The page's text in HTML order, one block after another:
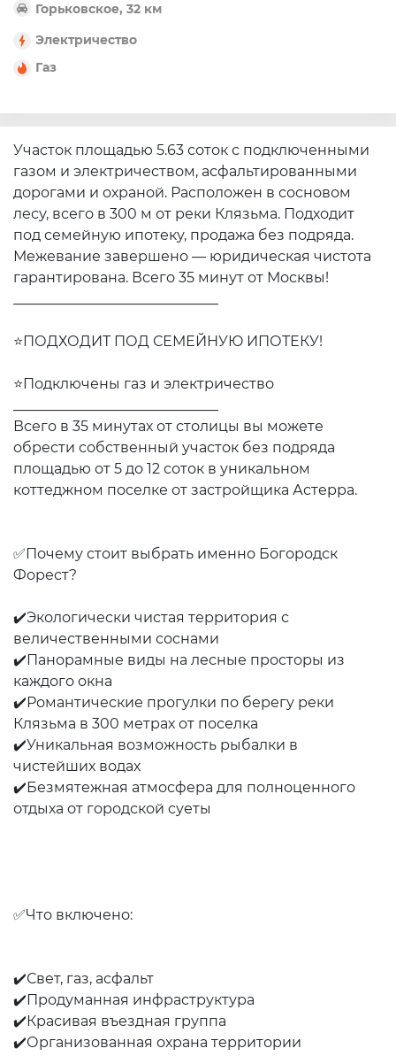
Горьковское, 32 км
Электричество
Газ
Участок площадью 5.63 соток с подключенными
газом и электричеством, асфальтированными
дорогами и охраной. Расположен в сосновом
лесу, всего в 300 м от реки Клязьма. Подходит
под семейную ипотеку, продажа без подряда.
Межевание завершено — юридическая чистота
гарантирована. Всего 35 минут от Москвы!
⭐ПОДХОДИТ ПОД СЕМЕЙНУЮ ИПОТЕКУ!
⭐Подключены газ и электричество
Всего в 35 минутах от столицы вы можете
обрести собственный участок без подряда
площадью от 5 до 12 соток в уникальном
коттеджном поселке от застройщика Астерра.
✅Почему стоит выбрать именно Богородск
Форест?
✔️Экологически чистая территория с
величественными соснами
✔️Панорамные виды на лесные просторы из
каждого окна
✔️Романтические прогулки по берегу реки
Клязьма в 300 метрах от поселка
✔️Уникальная возможность рыбалки в
чистейших водах
✔️Безмятежная атмосфера для полноценного
отдыха от городской суеты
✅Что включено:
✔️Свет, газ, асфальт
✔️Продуманная инфраструктура
✔️Красивая въездная группа
✔️Организованная охрана территории